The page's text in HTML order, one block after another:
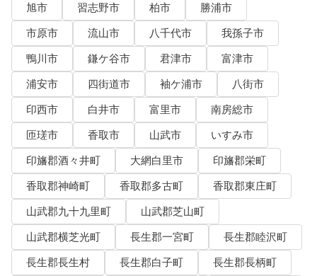
旭市
習志野市 柏市
勝浦市
市原市
流山市 八千代市
我孫子市
鴨川市
鎌ケ谷市 君津市
富津市
浦安市
四街道市 袖ケ浦市
八街市
印西市
白井市 富里市
南房総市
匝瑳市
香取市 山武市
いすみ市
印旛郡酒々井町
大網白里市
印旛郡栄町
香取郡神崎町
香取郡多古町
香取郡東庄町
山武郡九十九里町
山武郡芝山町
山武郡横芝光町
長生郡一宮町
長生郡睦沢町
長生郡長生村
長生郡白子町
長生郡長柄町